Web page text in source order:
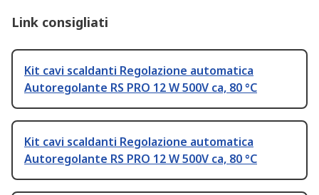
Link consigliati
Kit cavi scaldanti Regolazione automatica
Autoregolante RS PRO 12 W 500V ca, 80 °C
Kit cavi scaldanti Regolazione automatica
Autoregolante RS PRO 12 W 500V ca, 80 °C